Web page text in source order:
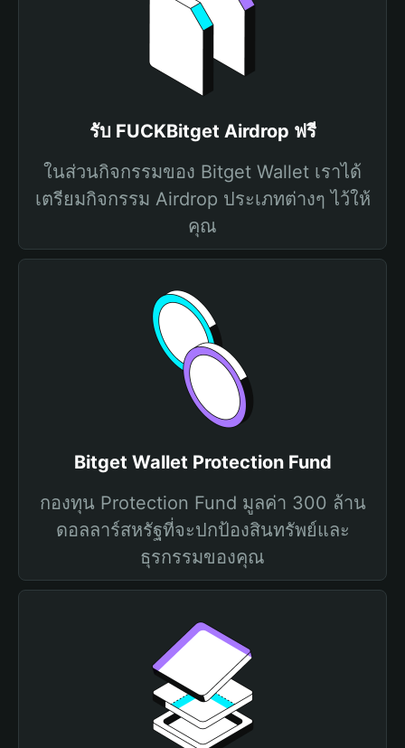
รับ FUCKBitget Airdrop ฟรี
ในส่วนกิจกรรมของ Bitget Wallet เราได้
เตรียมกิจกรรม Airdrop ประเภทต่างๆ ไว้ให้
คุณ
Bitget Wallet Protection Fund
กองทุน Protection Fund มูลค่า 300 ล้าน
ดอลลาร์สหรัฐที่จะปกป้องสินทรัพย์และ
ธุรกรรมของคุณ